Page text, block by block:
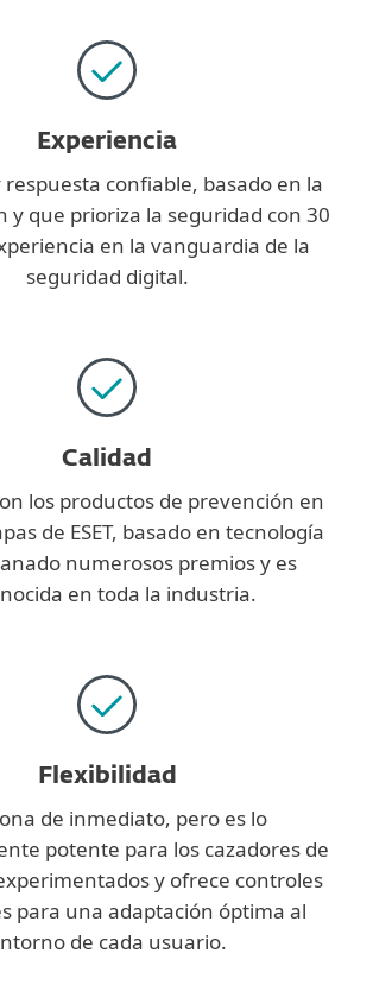
Experiencia
respuesta confiable, basado en la
y que prioriza la seguridad con 30
en la vanguardia de la
seguridad digital.
Calidad
los productos de prevención en
de ESET, basado en tecnología
numerosos premios y es
en toda la industria.
Flexibilidad
de inmediato, pero es lo
potente para los cazadores de
y ofrece controles
para una adaptación óptima al
de cada usuario.